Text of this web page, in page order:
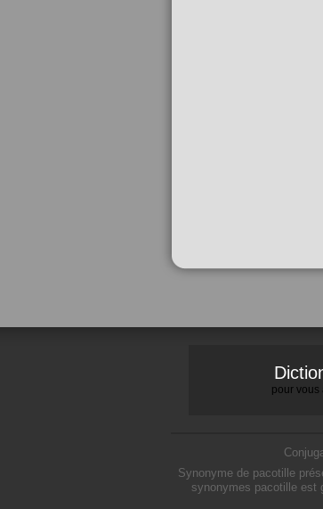
pour vous
Synonyme de pacotille
synonymes pacotille est